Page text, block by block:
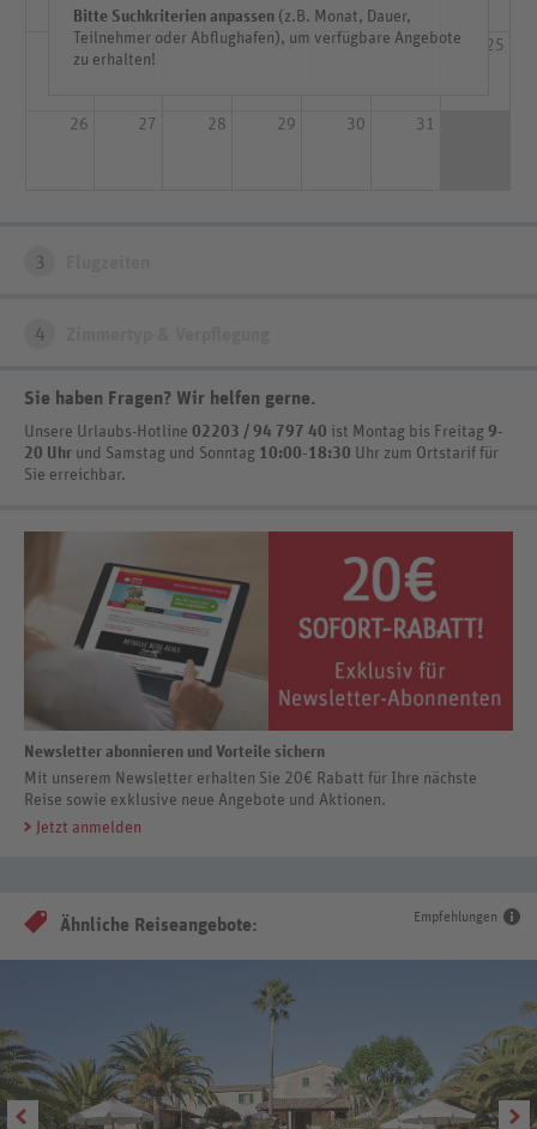
Bitte Suchkriterien anpassen (z.B. Monat, Dauer,
Teilnehmer oder Abflughafen), um verfügbare Angebote
zu erhalten!
19 20 21 22 23 24 25
26 27 28 29 30 31
3
4
Sie haben Fragen? Wir helfen gerne.
Unsere Urlaubs-Hotline 02203 / 94 797 40 ist Montag bis Freitag 9-
20 Uhr und Samstag und Sonntag 10:00-18:30 Uhr zum Ortstarif für
Sie erreichbar.
Newsletter abonnieren und Vorteile sichern
Mit unserem Newsletter erhalten Sie 20€ Rabatt für Ihre nächste
Reise sowie exklusive neue Angebote und Aktionen.
Jetzt anmelden
Empfehlungen
Ähnliche Reiseangebote: